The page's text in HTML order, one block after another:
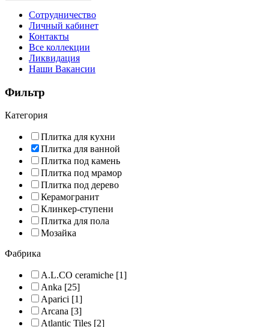
Сотрудничество
Личный кабинет
Контакты
Все коллекции
Ликвидация
Наши Вакансии
Фильтр
Категория
Плитка для кухни
Плитка для ванной
Плитка под камень
Плитка под мрамор
Плитка под дерево
Керамогранит
Клинкер-ступени
Плитка для пола
Мозайка
Фабрика
A.L.CO ceramiche [1]
Anka [25]
Aparici [1]
Arcana [3]
Atlantic Tiles [2]